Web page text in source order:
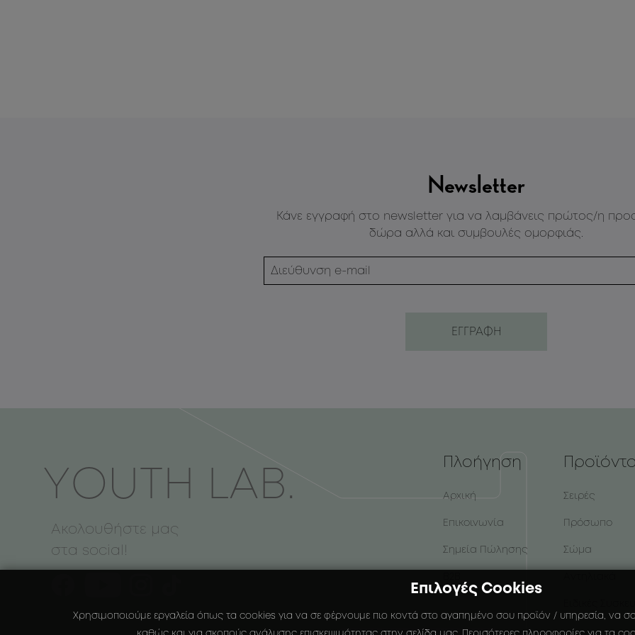
Newsletter
Κάνε εγγραφή στο newsletter για να λαμβάνεις πρώτος/η
δώρα αλλά και συμβουλές ομορφιάς.
ΥOUTH LAB.
Ακολουθήστε μας
στα social!
Πλοήγηση
Αρχική
Επικοινωνία
Σημεία Πώλησης
Σειρές
Πρόσωπο
Σώμα
Επιλογές Cookies
Χρησιμοποιούμε εργαλεία όπως τα cookies για να σε φέρνουμε πιο κοντά στο αγαπημένο σου προϊόν / υπηρεσία, να σου